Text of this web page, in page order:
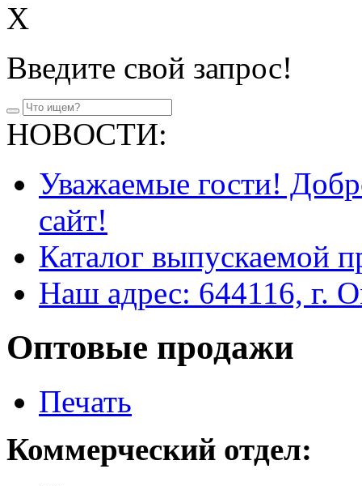
X
Введите свой запрос!
НОВОСТИ:
Уважаемые гости!
сайт!
Каталог выпускаемой
Наш адрес: 644116, г.
Оптовые продажи
Печать
Коммерческий отдел: